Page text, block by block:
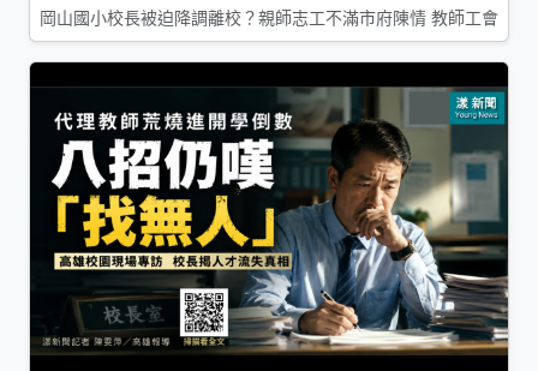
岡山國小校長被迫降調離校？親師志工不滿市府陳情 教師工會槓